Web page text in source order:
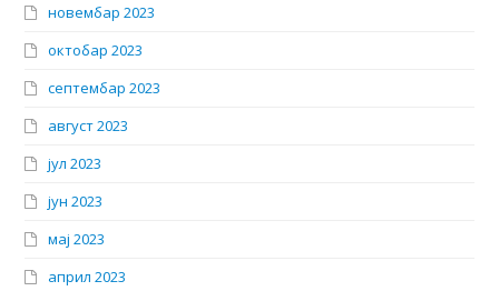
новембар 2023
октобар 2023
септембар 2023
август 2023
јул 2023
јун 2023
мај 2023
април 2023